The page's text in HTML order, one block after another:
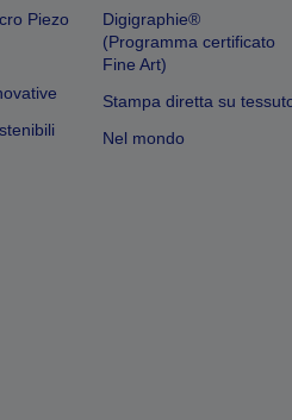
Piezo
Digigraphie®
(Programma certificato
Fine Art)
Stampa diretta su
Nel mondo